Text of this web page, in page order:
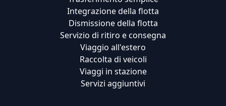
Integrazione della flotta
Dismissione della flotta
Servizio di ritiro e consegna
Viaggio all'estero
Raccolta di veicoli
Viaggi in stazione
Servizi aggiuntivi